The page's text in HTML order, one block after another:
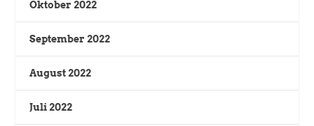
Oktober 2022
September 2022
August 2022
Juli 2022